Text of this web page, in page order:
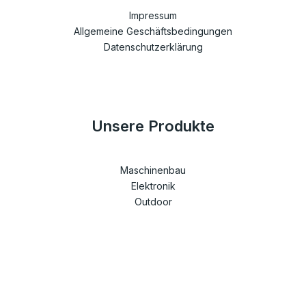
Impressum
Allgemeine Geschäftsbedingungen
Datenschutzerklärung
Unsere Produkte
Maschinenbau
Elektronik
Outdoor